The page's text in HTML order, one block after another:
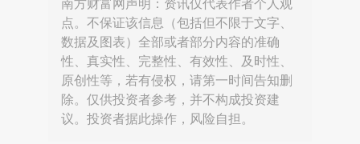
南方财富网声明：资讯仅代表作者个人观
点。不保证该信息（包括但不限于文字、
数据及图表）全部或者部分内容的准确
性、真实性、完整性、有效性、及时性、
原创性等，若有侵权，请第一时间告知删
除。仅供投资者参考，并不构成投资建
议。投资者据此操作，风险自担。